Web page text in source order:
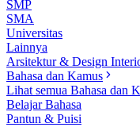
SMP
SMA
Universitas
Lainnya
Arsitektur & Design
Bahasa dan Kamus
Lihat semua Bahasa dan
Belajar Bahasa
Pantun & Puisi